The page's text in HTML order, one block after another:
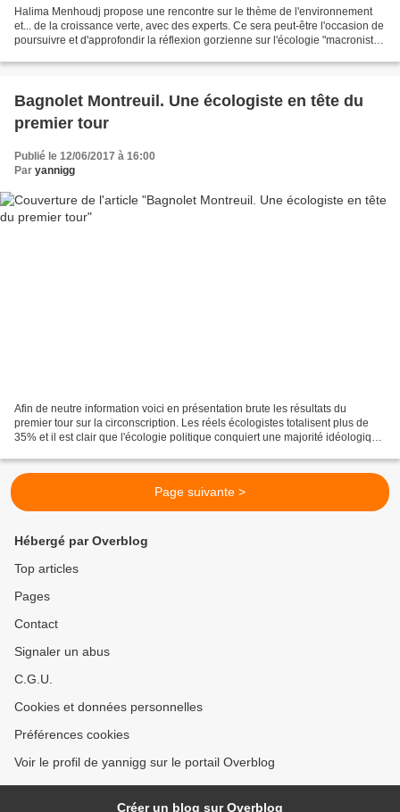
Halima Menhoudj propose une rencontre sur le thème de l'environnement
et... de la croissance verte, avec des experts. Ce sera peut-être l'occasion de
poursuivre et d'approfondir la réflexion gorzienne sur l'écologie "macroniste"
Bagnolet Montreuil. Une écologiste en tête du
premier tour
Publié le 12/06/2017 à 16:00
Par yannigg
Afin de neutre information voici en présentation brute les résultats du
premier tour sur la circonscription. Les réels écologistes totalisent plus de
35% et il est clair que l'écologie politique conquiert une majorité idéologique
Page suivante >
Hébergé par Overblog
Top articles
Pages
Contact
Signaler un abus
C.G.U.
Cookies et données personnelles
Préférences cookies
Voir le profil de yannigg sur le portail Overblog
Créer un blog sur Overblog